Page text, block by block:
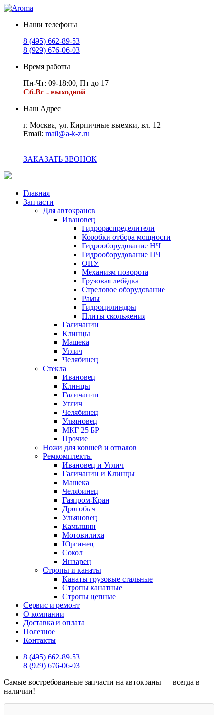
Наши телефоны
8 (495) 662-89-53
8 (929) 676-06-03
Время работы
Пн-Чт: 09-18:00, Пт до 17
Сб-Вс - выходной
Наш Адрес
г. Москва, ул. Кирпичные выемки, вл. 12
Email: mail@a-k-z.ru
ЗАКАЗАТЬ ЗВОНОК
Главная
Запчасти
Для автокранов
Ивановец
Гидрораспределители
Коробки отбора мощности
Гидрооборудование НЧ
Гидрооборудование ПЧ
ОПУ
Механизм поворота
Грузовая лебёдка
Стреловое оборудование
Рамы
Гидроцилиндры
Плиты скольжения
Галичанин
Клинцы
Машека
Углич
Челябинец
Стекла
Ивановец
Клинцы
Галичанин
Углич
Челябинец
Ульяновец
МКГ 25 БР
Прочие
Ножи для ковшей и отвалов
Ремкомплекты
Ивановец и Углич
Галичанин и Клинцы
Машека
Челябинец
Газпром-Кран
Дрогобыч
Ульяновец
Камышин
Мотовилиха
Юргинец
Сокол
Январец
Стропы и канаты
Канаты грузовые стальные
Стропы канатные
Стропы цепные
Сервис и ремонт
О компании
Доставка и оплата
Полезное
Контакты
8 (495) 662-89-53
8 (929) 676-06-03
Самые востребованные запчасти на автокраны — всегда в
наличии!